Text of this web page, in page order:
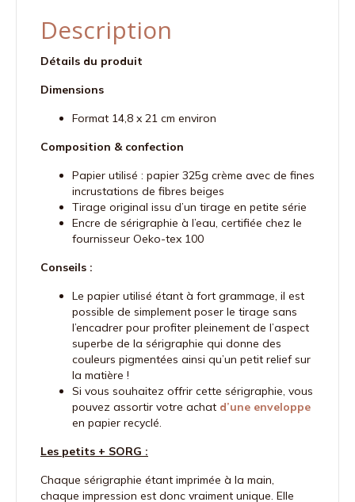
Description
Détails du produit
Dimensions
Format 14,8 x 21 cm environ
Composition & confection
Papier utilisé : papier 325g crème avec de fines
incrustations de fibres beiges
Tirage original issu d’un tirage en petite série
Encre de sérigraphie à l’eau, certifiée chez le
fournisseur Oeko-tex 100
Conseils :
Le papier utilisé étant à fort grammage, il est
possible de simplement poser le tirage sans
l’encadrer pour profiter pleinement de l’aspect
superbe de la sérigraphie qui donne des
couleurs pigmentées ainsi qu’un petit relief sur
la matière !
Si vous souhaitez offrir cette sérigraphie, vous
pouvez assortir votre achat d’une enveloppe
en papier recyclé.
Les petits + SORG :
Chaque sérigraphie étant imprimée à la main,
chaque impression est donc vraiment unique. Elle